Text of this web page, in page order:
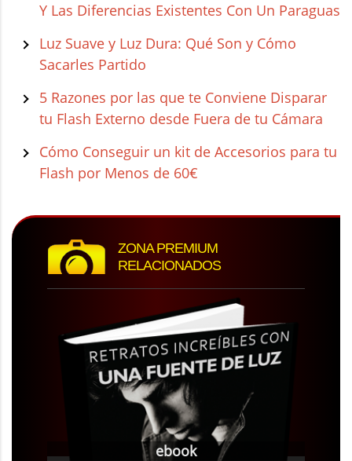
Y Las Diferencias Existentes Con Un Paraguas
Luz Suave y Luz Dura: Qué Son y Cómo
Sacarles Partido
5 Razones por las que te Conviene Disparar
tu Flash Externo desde Fuera de tu Cámara
Cómo Conseguir un kit de Accesorios para tu
Flash por Menos de 60€
ZONA PREMIUM
RELACIONADOS
ebook